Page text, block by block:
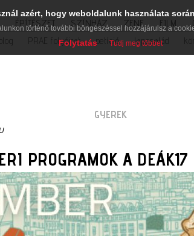
ÉPÍTÉSZET SZÍNHÁZ ZENE FILM
PRAE folyóirat petíció lapcsalád
GYEREK
PROGRAMOK A
azért, hogy weboldalunk használata
történő további böngészéssel hozzájárulsz a
Folytatás Tudj meg többet